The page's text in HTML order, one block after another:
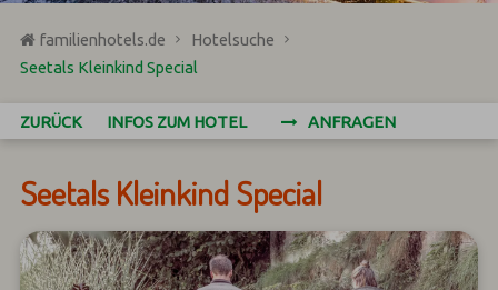
familienhotels.de
Hotelsuche
Seetals Kleinkind Special
ZURÜCK INFOS ZUM HOTEL ANFRAGEN
Seetals Kleinkind Special